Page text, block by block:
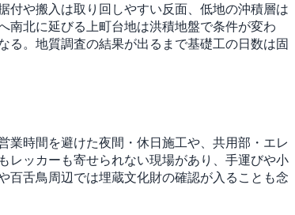
付や搬入は取り回しやすい反面、低地の沖積層は
南北に延びる上町台地は洪積地盤で条件が変わ
る。地質調査の結果が出るまで基礎工の日数は固
業時間を避けた夜間・休日施工や、共用部・エレ
レッカーも寄せられない現場があり、手運びや小
百舌鳥周辺では埋蔵文化財の確認が入ることも念